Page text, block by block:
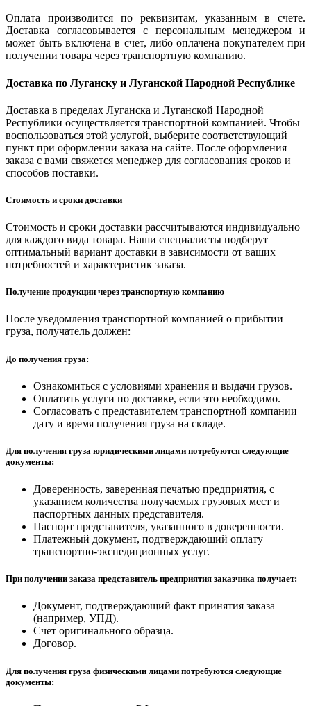
Оплата производится по реквизитам, указанным в счете.
Доставка согласовывается с персональным менеджером и
может быть включена в счет, либо оплачена покупателем при
получении товара через транспортную компанию.
Доставка по Луганску и Луганской Народной Республике
Доставка в пределах Луганска и Луганской Народной
Республики осуществляется транспортной компанией. Чтобы
воспользоваться этой услугой, выберите соответствующий
пункт при оформлении заказа на сайте. После оформления
заказа с вами свяжется менеджер для согласования сроков и
способов поставки.
Стоимость и сроки доставки
Стоимость и сроки доставки рассчитываются индивидуально
для каждого вида товара. Наши специалисты подберут
оптимальный вариант доставки в зависимости от ваших
потребностей и характеристик заказа.
Получение продукции через транспортную компанию
После уведомления транспортной компанией о прибытии
груза, получатель должен:
До получения груза:
Ознакомиться с условиями хранения и выдачи грузов.
Оплатить услуги по доставке, если это необходимо.
Согласовать с представителем транспортной компании
дату и время получения груза на складе.
Для получения груза юридическими лицами потребуются следующие
документы:
Доверенность, заверенная печатью предприятия, с
указанием количества получаемых грузовых мест и
паспортных данных представителя.
Паспорт представителя, указанного в доверенности.
Платежный документ, подтверждающий оплату
транспортно-экспедиционных услуг.
При получении заказа представитель предприятия заказчика получает:
Документ, подтверждающий факт принятия заказа
(например, УПД).
Счет оригинального образца.
Договор.
Для получения груза физическими лицами потребуются следующие
документы: